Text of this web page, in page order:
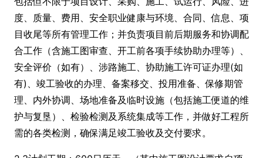
度、质量、费用、安全职业健康与环境、合同、信息、项
目收尾等所有管理工作；并负责项目前后期服务和协调配
合工作（含施工图审查、开工前各项手续协助办理等）、
安全评价（如有）、涉路施工、协助施工许可证办理(如
有)、竣工验收的办理、备案移交、投用准备、保修期管
理、内外协调、场地准备及临时设施（包括施工便道的维
护与复垦）、检验检测及系统集成等工作，并做好工程所
需的各类检测，确保满足竣工验收及交付要求。